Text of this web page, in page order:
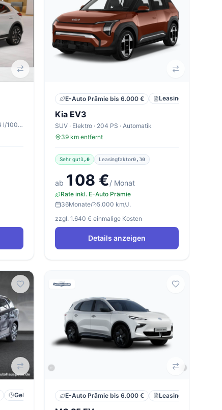
SUV · Benzin · 115 PS · Manuell · 6,4 l/100km
E-Auto Prämie bis 6.000 € Leasing
Kia EV3
SUV · Elektro · 204 PS · Automatik
39 km entfernt
Sehr gut1,0 Leasingfaktor0,30
ab 108 €/ Monat
Rate inkl. E-Auto Prämie
36Monate
5.000 km/J.
zzgl. 1.640 € einmalige Kosten
Details anzeigen
Gebraucht E-Auto Prämie bis 6.000 € Leasing